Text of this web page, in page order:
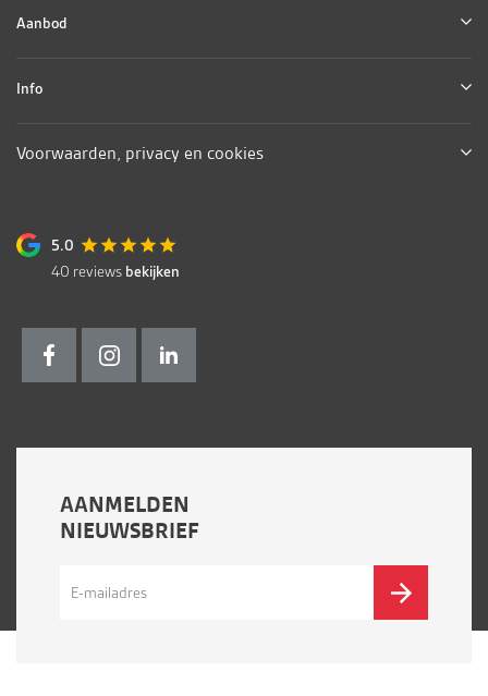
AANMELDEN
NIEUWSBRIEF
Aanbod
Info
5.0
40 reviews bekijken
Voorwaarden, privacy en cookies